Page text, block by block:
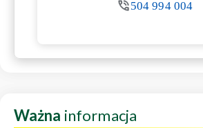
504 994 004
Ważna informacja